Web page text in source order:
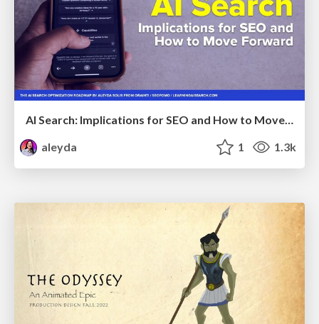
AI Search: Implications for SEO and How to Move Forward - #ShenzhenSEOConference
aleyda
1 1.3k